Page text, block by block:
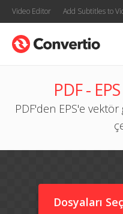
Video Editor Add Subtitles to
PDF -
PDF'den EPS'e
Dosyaları